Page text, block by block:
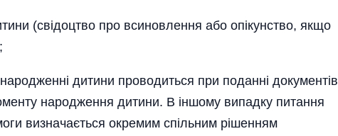
(свідоцтво про всиновлення або опікунство, якщо
дитини проводиться при поданні документів
народження дитини. В іншому випадку питання
визначається окремим спільним рішенням